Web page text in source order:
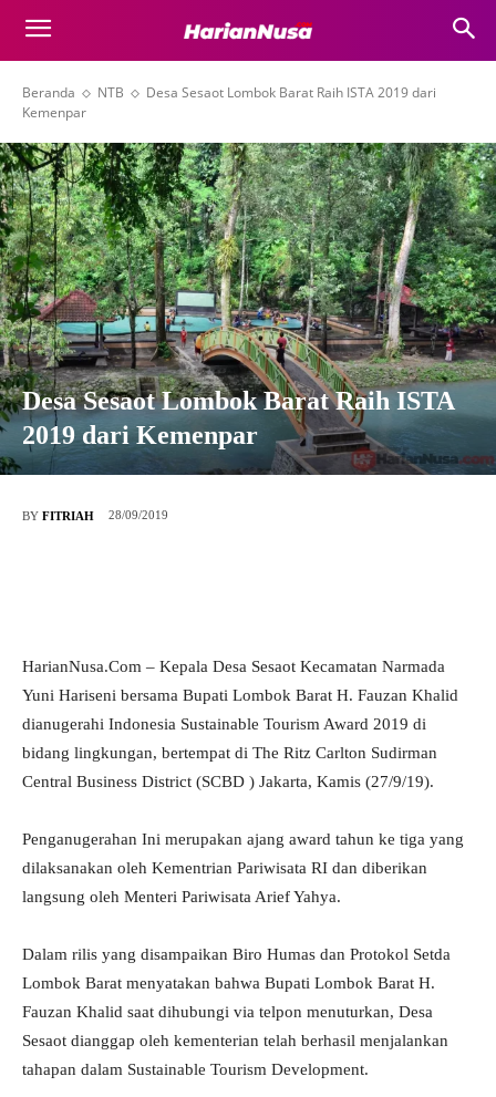
Beranda NTB
Desa Sesaot Lombok Barat Raih ISTA 2019 dari
Kemenpar
Desa Sesaot Lombok Barat Raih ISTA
2019 dari Kemenpar
BY FITRIAH 28/09/2019
HarianNusa.Com – Kepala Desa Sesaot Kecamatan Narmada
Yuni Hariseni bersama Bupati Lombok Barat H. Fauzan Khalid
dianugerahi Indonesia Sustainable Tourism Award 2019 di
bidang lingkungan, bertempat di The Ritz Carlton Sudirman
Central Business District (SCBD ) Jakarta, Kamis (27/9/19).
Penganugerahan Ini merupakan ajang award tahun ke tiga yang
dilaksanakan oleh Kementrian Pariwisata RI dan diberikan
langsung oleh Menteri Pariwisata Arief Yahya.
Dalam rilis yang disampaikan Biro Humas dan Protokol Setda
Lombok Barat menyatakan bahwa Bupati Lombok Barat H.
Fauzan Khalid saat dihubungi via telpon menuturkan, Desa
Sesaot dianggap oleh kementerian telah berhasil menjalankan
tahapan dalam Sustainable Tourism Development.